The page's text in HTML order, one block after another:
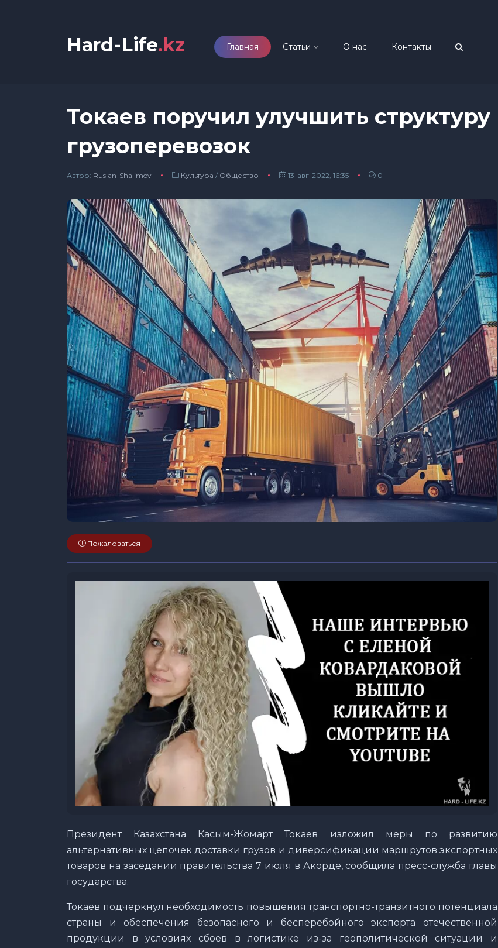
Hard-Life.kz Главная Статьи О нас Контакты
Токаев поручил улучшить структуру
грузоперевозок
Автор: Ruslan-Shalimov Культура / Общество 13-авг-2022, 16:35 0
Пожаловаться
Президент Казахстана Касым-Жомарт Токаев изложил меры по развитию
альтернативных цепочек доставки грузов и диверсификации маршрутов экспортных
товаров на заседании правительства 7 июля в Акорде, сообщила пресс-служба главы
государства.
Токаев подчеркнул необходимость повышения транспортно-транзитного потенциала
страны и обеспечения безопасного и бесперебойного экспорта отечественной
продукции в условиях сбоев в логистике из-за геополитической ситуации и